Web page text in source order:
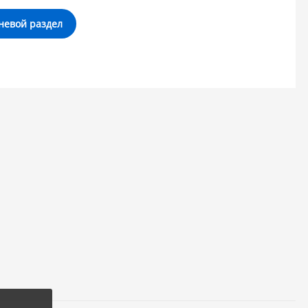
раздел